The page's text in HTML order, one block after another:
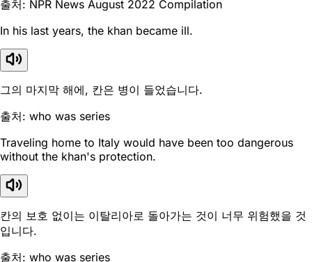
출처: NPR News August 2022 Compilation
In his last years, the khan became ill.
그의 마지막 해에, 칸은 병이 들었습니다.
출처: who was series
Traveling home to Italy would have been too dangerous
without the khan's protection.
칸의 보호 없이는 이탈리아로 돌아가는 것이 너무 위험했을 것
입니다.
출처: who was series